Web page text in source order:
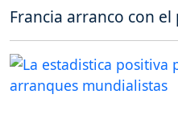
Francia arranco con